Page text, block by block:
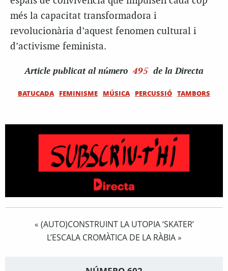
més la capacitat transformadora i
revolucionària d’aquest fenomen cultural i
d’activisme feminista.
Article publicat al número 495 de la Directa
BATUCADA FEMINISME MÚSICA PERCUSSIÓ TAMBORS
« (AUTO)CONSTRUINT LA UTOPIA ‘SKATER’
L’ESCALA CROMÀTICA DE LA RÀBIA»